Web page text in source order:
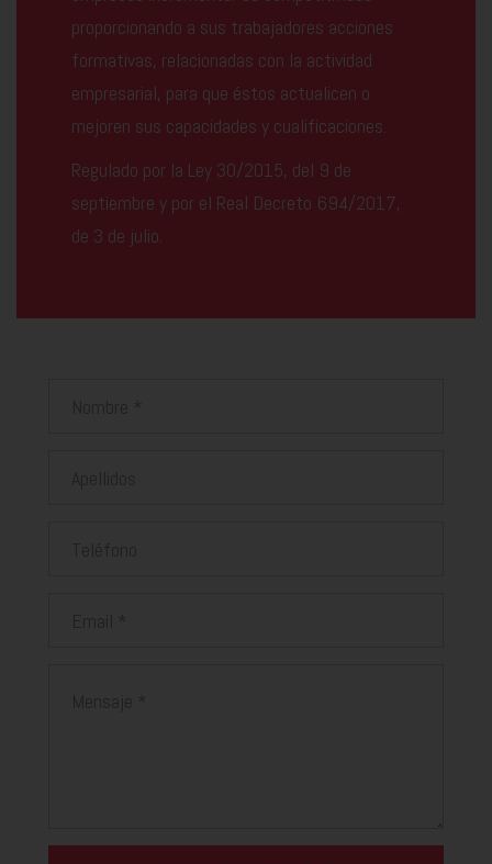
proporcionando a sus trabajadores acciones
formativas, relacionadas con la actividad
empresarial, para que éstos actualicen o
mejoren sus capacidades y cualificaciones.
Regulado por la Ley 30/2015, del 9 de
septiembre y por el Real Decreto 694/2017,
de 3 de julio.